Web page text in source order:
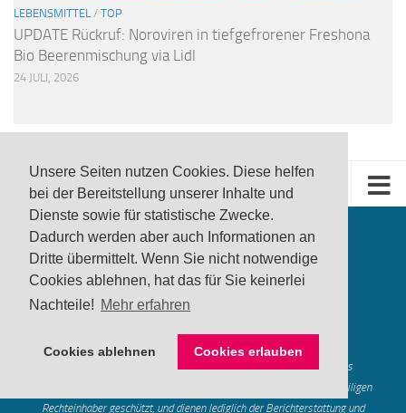
Unsere Seiten nutzen Cookies. Diese helfen
bei der Bereitstellung unserer Inhalte und
Dienste sowie für statistische Zwecke.
Dadurch werden aber auch Informationen an
Dritte übermittelt. Wenn Sie nicht notwendige
Cookies ablehnen, hat das für Sie keinerlei
Nachteile! Mehr erfahren
Cookies ablehnen Cookies erlauben
LEBENSMITTEL / TOP
UPDATE Rückruf: Noroviren in tiefgefrorener Freshona
Bio Beerenmischung via Lidl
24 JULI, 2026
Made in Gerstetten |
Medienzentrum Gerstetten
Alle genannten Marken, Warenzeichen und Logos innerhalb dieses
Medienangebotes sind durch die Marken- und Urheberechte der jeweiligen
Rechteinhaber geschützt, und dienen lediglich der Berichterstattung und